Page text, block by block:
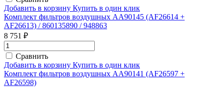
Добавить в корзину Купить в один клик
Комплект фильтров воздушных AA90145 (AF26614 +
AF26613) / 860135890 / 948863
8 751 ₽
Сравнить
Добавить в корзину Купить в один клик
Комплект фильтров воздушных AA90141 (AF26597 +
AF26598)